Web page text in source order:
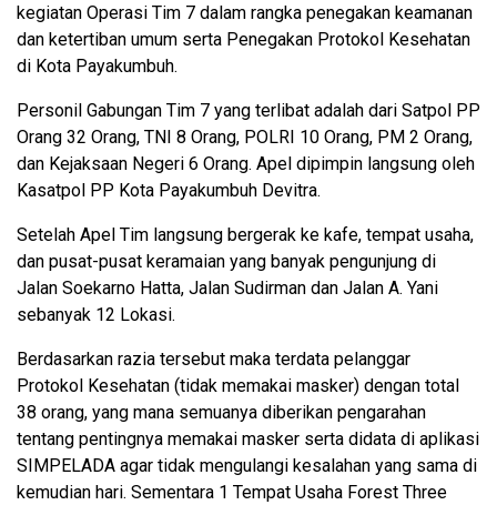
kegiatan Operasi Tim 7 dalam rangka penegakan keamanan
dan ketertiban umum serta Penegakan Protokol Kesehatan
di Kota Payakumbuh.
Personil Gabungan Tim 7 yang terlibat adalah dari Satpol PP
Orang 32 Orang, TNI 8 Orang, POLRI 10 Orang, PM 2 Orang,
dan Kejaksaan Negeri 6 Orang. Apel dipimpin langsung oleh
Kasatpol PP Kota Payakumbuh Devitra.
Setelah Apel Tim langsung bergerak ke kafe, tempat usaha,
dan pusat-pusat keramaian yang banyak pengunjung di
Jalan Soekarno Hatta, Jalan Sudirman dan Jalan A. Yani
sebanyak 12 Lokasi.
Berdasarkan razia tersebut maka terdata pelanggar
Protokol Kesehatan (tidak memakai masker) dengan total
38 orang, yang mana semuanya diberikan pengarahan
tentang pentingnya memakai masker serta didata di aplikasi
SIMPELADA agar tidak mengulangi kesalahan yang sama di
kemudian hari. Sementara 1 Tempat Usaha Forest Three